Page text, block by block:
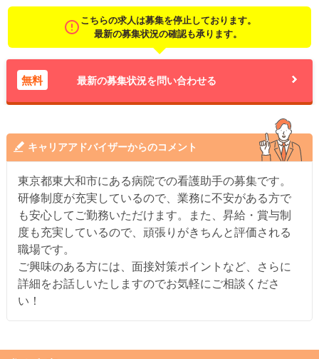
こちらの求人は募集を停止しております。
最新の募集状況の確認も承ります。
無料 最新の募集状況を問い合わせる
キャリアアドバイザーからのコメント
東京都東大和市にある病院での看護助手の募集です。
研修制度が充実しているので、業務に不安がある方で
も安心してご勤務いただけます。また、昇給・賞与制
度も充実しているので、頑張りがきちんと評価される
職場です。
ご興味のある方には、面接対策ポイントなど、さらに
詳細をお話しいたしますのでお気軽にご相談くださ
い！